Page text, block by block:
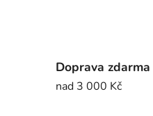
Doprava zdarma
nad 3 000 Kč